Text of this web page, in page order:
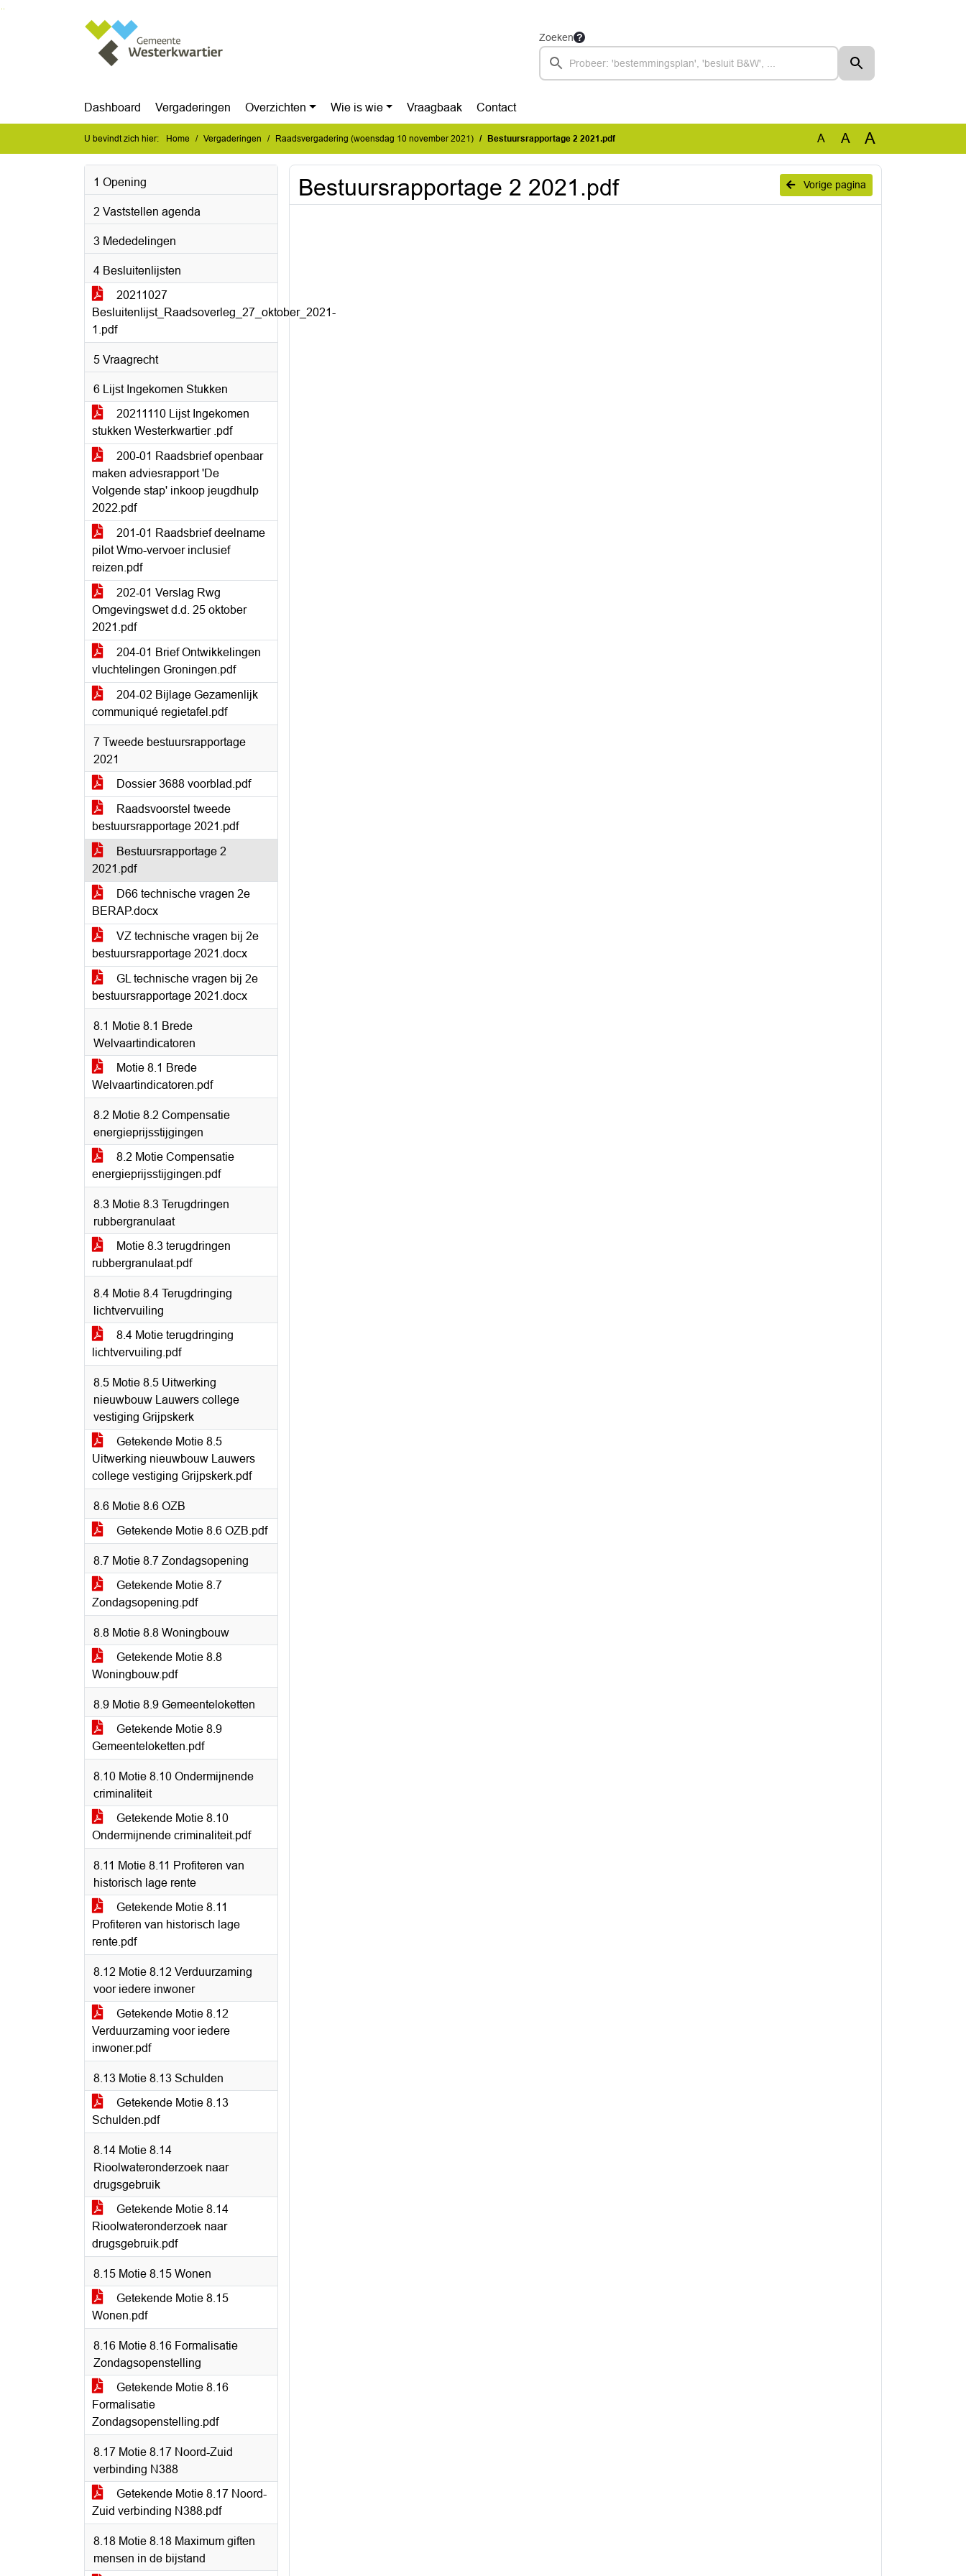
Zoeken
Dashboard Vergaderingen Overzichten Wie is wie Vraagbaak Contact
U bevindt zich hier: Home Vergaderingen Raadsvergadering (woensdag 10 november 2021) Bestuursrapportage 2 2021.pdf A A A
1 Opening
2 Vaststellen agenda
3 Mededelingen
4 Besluitenlijsten
20211027
Besluitenlijst_Raadsoverleg_27_oktober_2021-
1.pdf
5 Vraagrecht
6 Lijst Ingekomen Stukken
20211110 Lijst Ingekomen
stukken Westerkwartier .pdf
200-01 Raadsbrief openbaar
maken adviesrapport 'De
Volgende stap' inkoop jeugdhulp
2022.pdf
201-01 Raadsbrief deelname
pilot Wmo-vervoer inclusief
reizen.pdf
202-01 Verslag Rwg
Omgevingswet d.d. 25 oktober
2021.pdf
204-01 Brief Ontwikkelingen
vluchtelingen Groningen.pdf
204-02 Bijlage Gezamenlijk
communiqué regietafel.pdf
7 Tweede bestuursrapportage
2021
Dossier 3688 voorblad.pdf
Raadsvoorstel tweede
bestuursrapportage 2021.pdf
Bestuursrapportage 2
2021.pdf
D66 technische vragen 2e
BERAP.docx
VZ technische vragen bij 2e
bestuursrapportage 2021.docx
GL technische vragen bij 2e
bestuursrapportage 2021.docx
8.1 Motie 8.1 Brede
Welvaartindicatoren
Motie 8.1 Brede
Welvaartindicatoren.pdf
8.2 Motie 8.2 Compensatie
energieprijsstijgingen
8.2 Motie Compensatie
energieprijsstijgingen.pdf
8.3 Motie 8.3 Terugdringen
rubbergranulaat
Motie 8.3 terugdringen
rubbergranulaat.pdf
8.4 Motie 8.4 Terugdringing
lichtvervuiling
8.4 Motie terugdringing
lichtvervuiling.pdf
8.5 Motie 8.5 Uitwerking
nieuwbouw Lauwers college
vestiging Grijpskerk
Getekende Motie 8.5
Uitwerking nieuwbouw Lauwers
college vestiging Grijpskerk.pdf
8.6 Motie 8.6 OZB
Getekende Motie 8.6 OZB.pdf
8.7 Motie 8.7 Zondagsopening
Getekende Motie 8.7
Zondagsopening.pdf
8.8 Motie 8.8 Woningbouw
Getekende Motie 8.8
Woningbouw.pdf
8.9 Motie 8.9 Gemeenteloketten
Getekende Motie 8.9
Gemeenteloketten.pdf
8.10 Motie 8.10 Ondermijnende
criminaliteit
Getekende Motie 8.10
Ondermijnende criminaliteit.pdf
8.11 Motie 8.11 Profiteren van
historisch lage rente
Getekende Motie 8.11
Profiteren van historisch lage
rente.pdf
8.12 Motie 8.12 Verduurzaming
voor iedere inwoner
Getekende Motie 8.12
Verduurzaming voor iedere
inwoner.pdf
8.13 Motie 8.13 Schulden
Getekende Motie 8.13
Schulden.pdf
8.14 Motie 8.14
Rioolwateronderzoek naar
drugsgebruik
Getekende Motie 8.14
Rioolwateronderzoek naar
drugsgebruik.pdf
8.15 Motie 8.15 Wonen
Getekende Motie 8.15
Wonen.pdf
8.16 Motie 8.16 Formalisatie
Zondagsopenstelling
Getekende Motie 8.16
Formalisatie
Zondagsopenstelling.pdf
8.17 Motie 8.17 Noord-Zuid
verbinding N388
Getekende Motie 8.17 Noord-
Zuid verbinding N388.pdf
8.18 Motie 8.18 Maximum giften
mensen in de bijstand
Vorige pagina
Bestuursrapportage 2 2021.pdf